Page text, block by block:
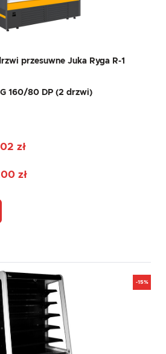
przesuwne Juka Ryga R-1
160/80 DP (2 drzwi)
zł
zł
-15%